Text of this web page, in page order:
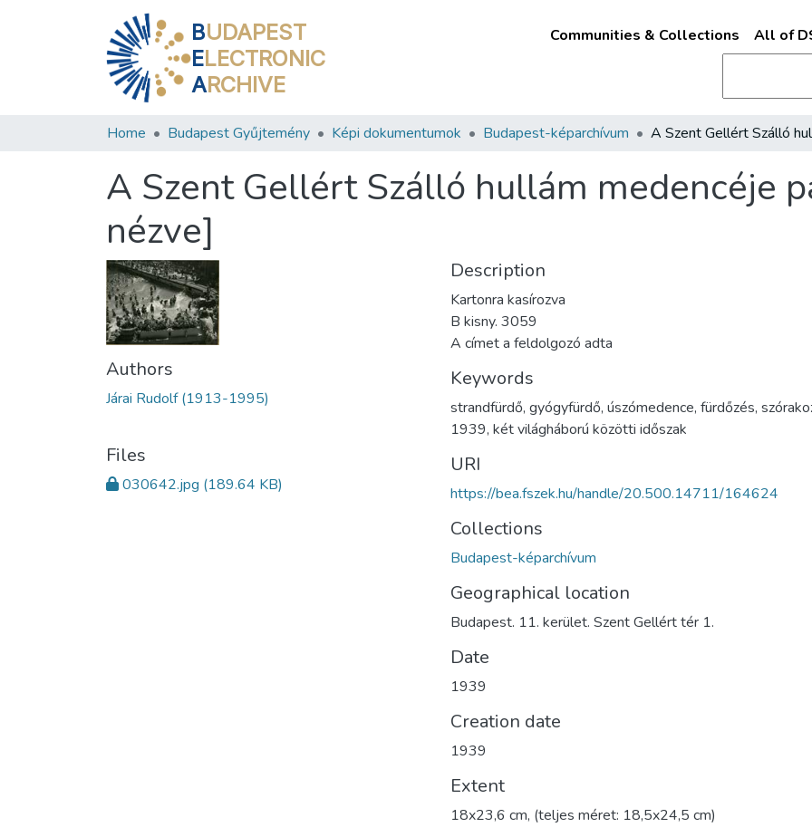
BUDAPEST
ELECTRONIC
ARCHIVE
Communities & Collections All of
Home Budapest Gyűjtemény Képi dokumentumok Budapest-képarchívum
A Szent Gellért Szálló hullám medencéje
nézve]
Authors
Járai Rudolf (1913-1995)
Files
030642.jpg (189.64 KB)
Description
Kartonra kasírozva
B kisny. 3059
A címet a feldolgozó adta
Keywords
strandfürdő, gyógyfürdő, úszómedence, fürdőzés,
1939, két világháború közötti időszak
URI
https://bea.fszek.hu/handle/20.500.14711/164624
Collections
Budapest-képarchívum
Geographical location
Budapest. 11. kerület. Szent Gellért tér 1.
Date
1939
Creation date
1939
Extent
18x23,6 cm, (teljes méret: 18,5x24,5 cm)